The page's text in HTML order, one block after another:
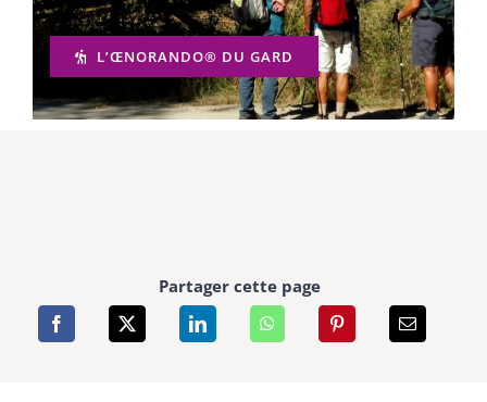
L’ŒNORANDO® DU GARD
Partager cette page